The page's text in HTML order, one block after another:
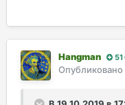
Hangman 51
Опубликовано